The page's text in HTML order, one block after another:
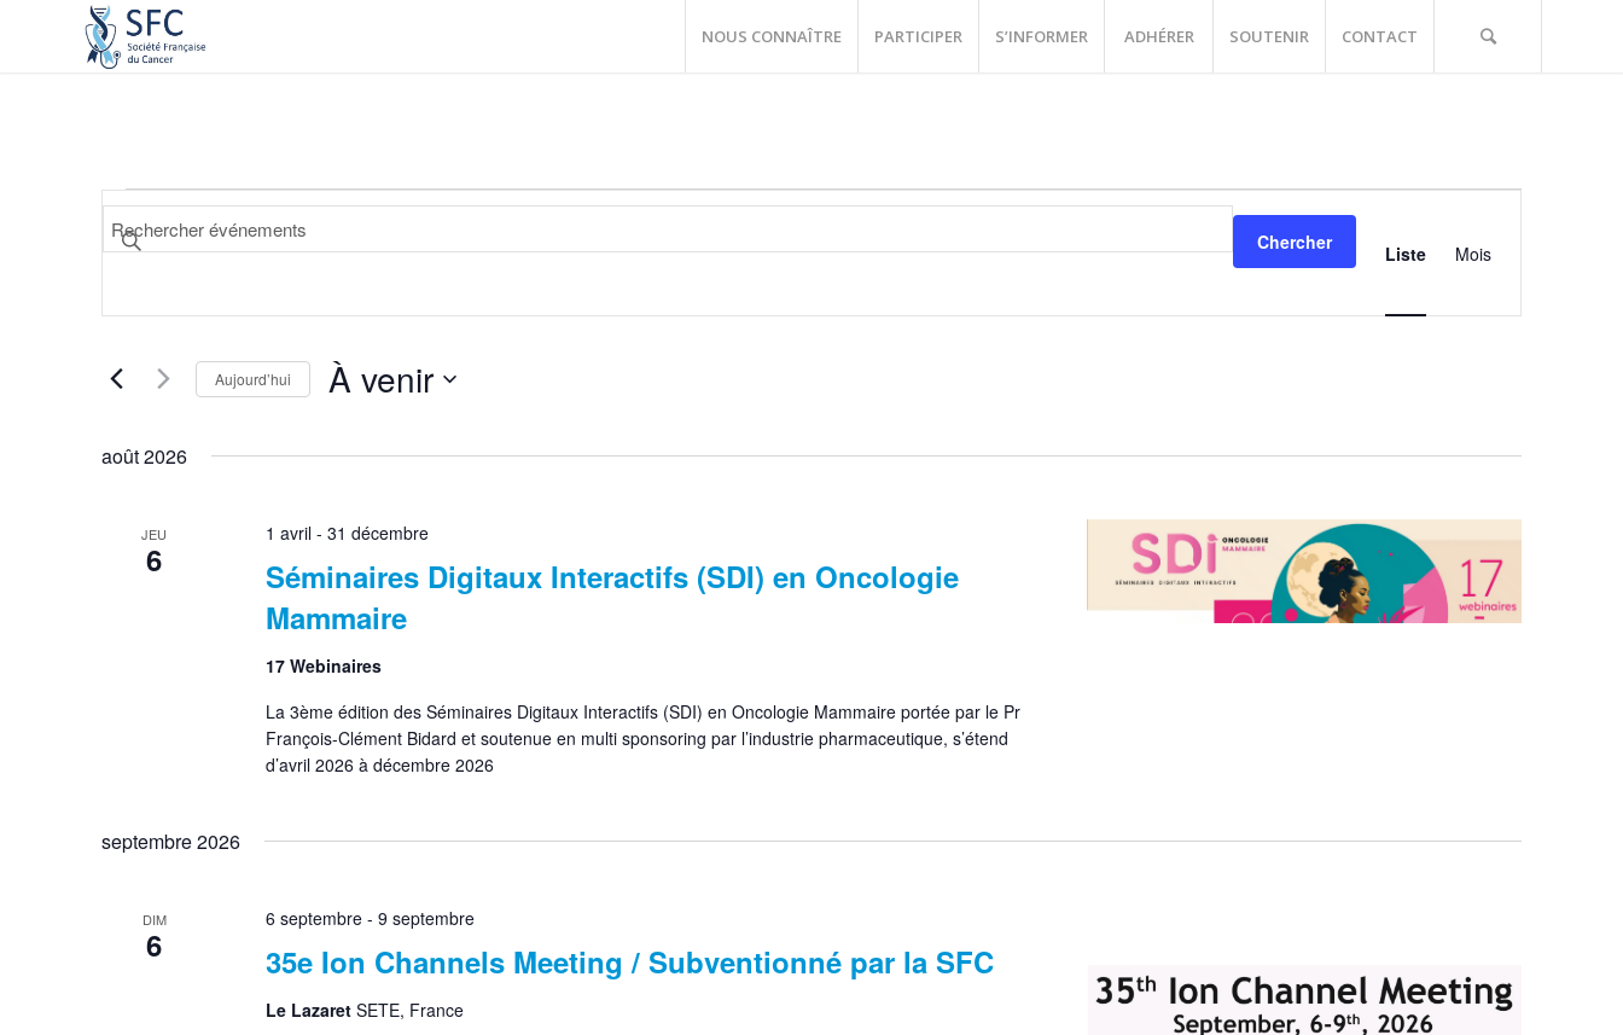
NOUS CONNAÎTRE PARTICIPER S’INFORMER ADHÉRER SOUTENIR CONTACT
Recherche
et
de
Événements
Saisir
mot-
par
mot-
Chercher
vues
Liste Mois
Aujourd’hui À venir
août 2026
JEU
6
Séminaires Digitaux Interactifs (SDI) en Oncologie
Mammaire
1 avril- 31 décembre
17 Webinaires
La 3ème édition des Séminaires Digitaux Interactifs (SDI) en Oncologie Mammaire portée par le Pr
François-Clément Bidard et soutenue en multi sponsoring par l’industrie pharmaceutique, s’étend
d’avril 2026 à décembre 2026
septembre 2026
DIM
6 35e Ion Channels Meeting / Subventionné par la SFC
6 septembre- 9 septembre
Le Lazaret SETE, France